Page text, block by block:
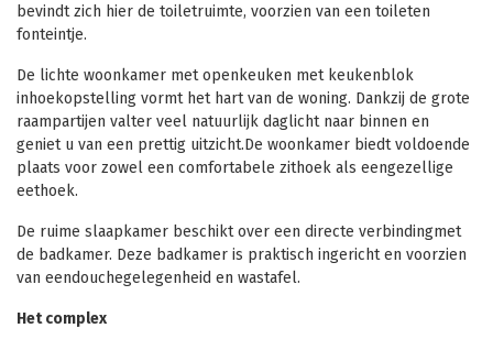
bevindt zich hier de toiletruimte, voorzien van een toileten
fonteintje.
De lichte woonkamer met openkeuken met keukenblok
inhoekopstelling vormt het hart van de woning. Dankzij de grote
raampartijen valter veel natuurlijk daglicht naar binnen en
geniet u van een prettig uitzicht.De woonkamer biedt voldoende
plaats voor zowel een comfortabele zithoek als eengezellige
eethoek.
De ruime slaapkamer beschikt over een directe verbindingmet
de badkamer. Deze badkamer is praktisch ingericht en voorzien
van eendouchegelegenheid en wastafel.
Het complex